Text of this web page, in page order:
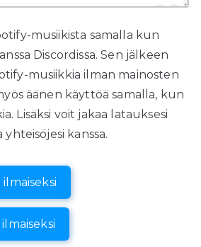
musiikista samalla kun
Discordissa. Sen jälkeen
musiikkia ilman mainosten
äänen käyttöä samalla, kun
Lisäksi voit jakaa latauksesi
yhteisöjesi kanssa.